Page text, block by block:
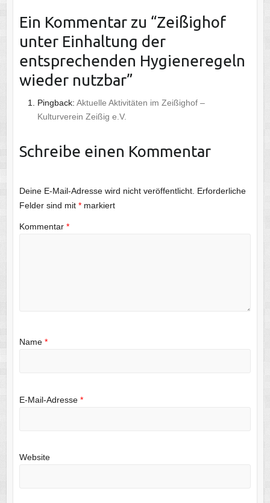
Ein Kommentar zu “Zeißighof
unter Einhaltung der
entsprechenden Hygieneregeln
wieder nutzbar”
Pingback: Aktuelle Aktivitäten im Zeißighof –
Kulturverein Zeißig e.V.
Schreibe einen Kommentar
Deine E-Mail-Adresse wird nicht veröffentlicht. Erforderliche
Felder sind mit *markiert
Kommentar *
Name *
E-Mail-Adresse *
Website